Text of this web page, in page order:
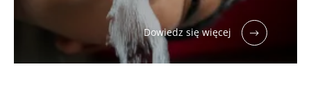
Dowiedz się więcej